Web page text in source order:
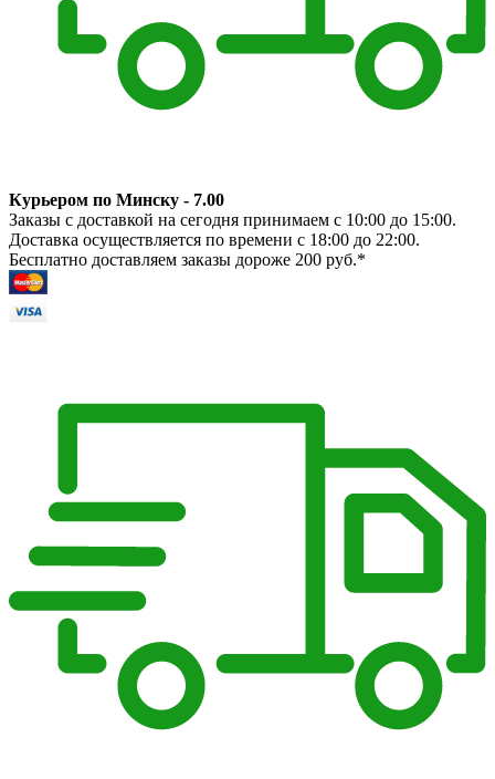
Курьером по Минску - 7.00
Заказы с доставкой на сегодня принимаем с 10:00 до 15:00.
Доставка осуществляется по времени с 18:00 до 22:00.
Бесплатно доставляем заказы дороже 200 руб.*